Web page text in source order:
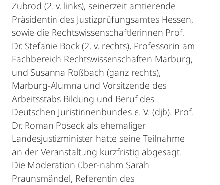
Zubrod (2. v. links), seinerzeit amtierende
Präsidentin des Justizprüfungsamtes Hessen,
sowie die Rechtswissenschaftlerinnen Prof.
Dr. Stefanie Bock (2. v. rechts), Professorin am
Fachbereich Rechtswissenschaften Marburg,
und Susanna Roßbach (ganz rechts),
Marburg-Alumna und Vorsitzende des
Arbeitsstabs Bildung und Beruf des
Deutschen Juristinnenbundes e. V. (djb). Prof.
Dr. Roman Poseck als ehemaliger
Landesjustizminister hatte seine Teilnahme
an der Veranstaltung kurzfristig abgesagt.
Die Moderation über-nahm Sarah
Praunsmändel, Referentin des